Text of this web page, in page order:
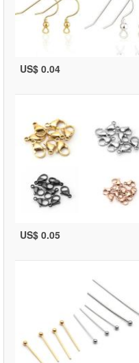
US$ 0.04
US$ 0.05